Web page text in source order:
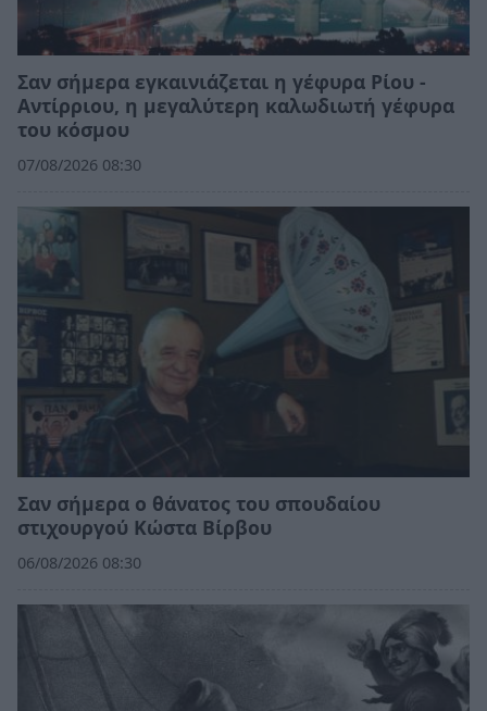
Σαν σήμερα εγκαινιάζεται η γέφυρα Ρίου -
Αντίρριου, η μεγαλύτερη καλωδιωτή γέφυρα
του κόσμου
07/08/2026 08:30
Σαν σήμερα ο θάνατος του σπουδαίου
στιχουργού Κώστα Βίρβου
06/08/2026 08:30